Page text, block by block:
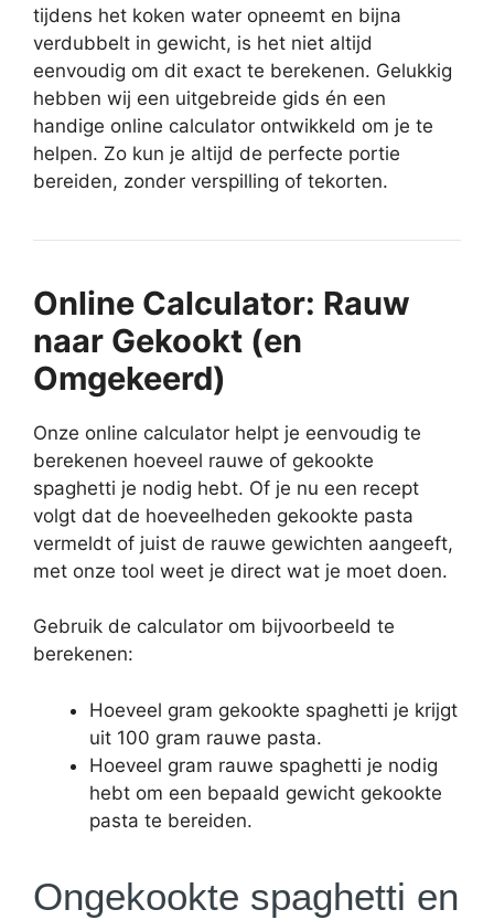
tijdens het koken water opneemt en bijna
verdubbelt in gewicht, is het niet altijd
eenvoudig om dit exact te berekenen. Gelukkig
hebben wij een uitgebreide gids én een
handige online calculator ontwikkeld om je te
helpen. Zo kun je altijd de perfecte portie
bereiden, zonder verspilling of tekorten.
Online Calculator: Rauw
naar Gekookt (en
Omgekeerd)
Onze online calculator helpt je eenvoudig te
berekenen hoeveel rauwe of gekookte
spaghetti je nodig hebt. Of je nu een recept
volgt dat de hoeveelheden gekookte pasta
vermeldt of juist de rauwe gewichten aangeeft,
met onze tool weet je direct wat je moet doen.
Gebruik de calculator om bijvoorbeeld te
berekenen:
Hoeveel gram gekookte spaghetti je krijgt
uit 100 gram rauwe pasta.
Hoeveel gram rauwe spaghetti je nodig
hebt om een bepaald gewicht gekookte
pasta te bereiden.
Ongekookte spaghetti en